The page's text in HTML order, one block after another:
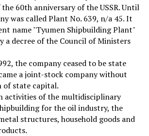
60th anniversary of the USSR. Until
was called Plant No. 639, n/a 45. It
name "Tyumen Shipbuilding Plant"
a decree of the Council of Ministers
the company ceased to be state
a joint-stock company without
state capital.
activities of the multidisciplinary
for the oil industry, the
structures, household goods and